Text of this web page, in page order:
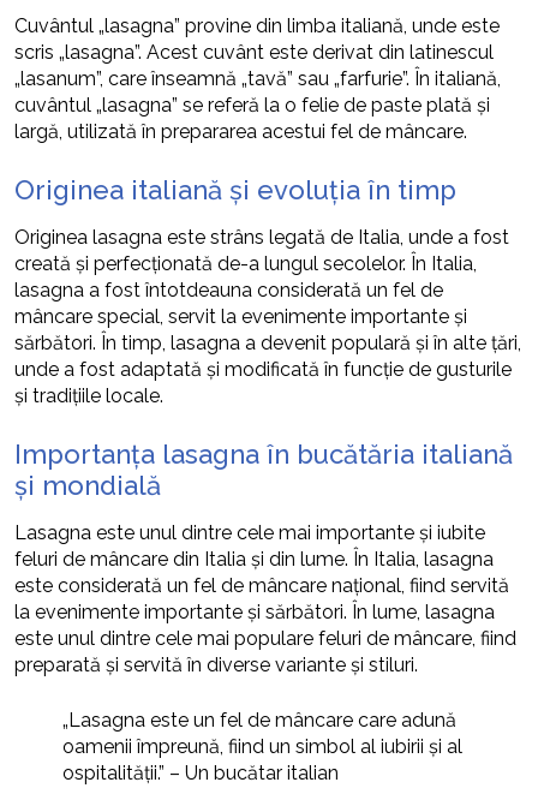
Cuvântul „lasagna” provine din limba italiană, unde este
scris „lasagna”. Acest cuvânt este derivat din latinescul
„lasanum”, care înseamnă „tavă” sau „farfurie”. În italiană,
cuvântul „lasagna” se referă la o felie de paste plată și
largă, utilizată în prepararea acestui fel de mâncare.
Originea italiană și evoluția în timp
Originea lasagna este strâns legată de Italia, unde a fost
creată și perfecționată de-a lungul secolelor. În Italia,
lasagna a fost întotdeauna considerată un fel de
mâncare special, servit la evenimente importante și
sărbători. În timp, lasagna a devenit populară și în alte țări,
unde a fost adaptată și modificată în funcție de gusturile
și tradițiile locale.
Importanța lasagna în bucătăria italiană
și mondială
Lasagna este unul dintre cele mai importante și iubite
feluri de mâncare din Italia și din lume. În Italia, lasagna
este considerată un fel de mâncare național, fiind servită
la evenimente importante și sărbători. În lume, lasagna
este unul dintre cele mai populare feluri de mâncare, fiind
preparată și servită în diverse variante și stiluri.
„Lasagna este un fel de mâncare care adună
oamenii împreună, fiind un simbol al iubirii și al
ospitalității.” – Un bucătar italian